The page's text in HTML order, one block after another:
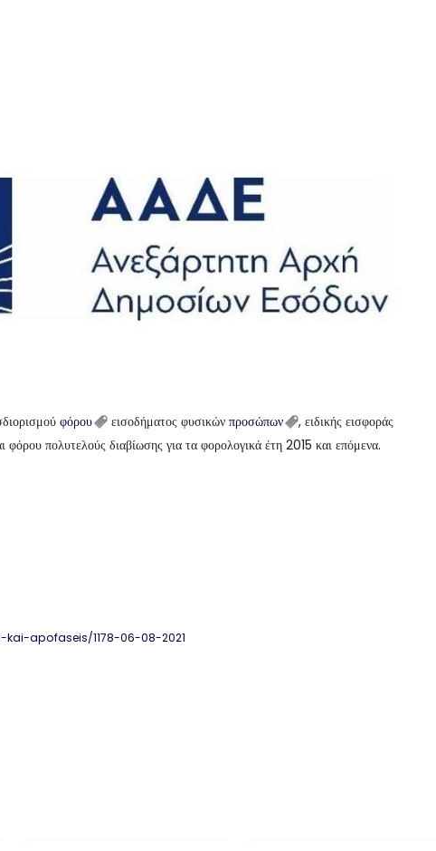
φόρου εισοδήματος φυσικών προσώπων
, ειδικής εισφοράς
φόρου πολυτελούς διαβίωσης για τα φορολογικά έτη 2015 και επόμενα.
apofaseis/1178-06-08-2021